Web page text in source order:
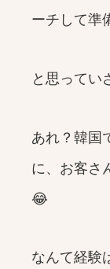
ーチして準
と思ってい
あれ？韓国
に、お客さ
😂
なんて経験